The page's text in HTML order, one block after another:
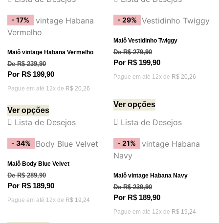
- 17%
Maiô vintage Habana Vermelho
DeR$239,90
Por R$ 199,90
Pague em até 12x de R$ 20,26
Ver opções
Lista de Desejos
- 29%
Maiô Vestidinho Twiggy
DeR$279,90
Por R$199,90
Pague em até 12x de R$20,26
Ver opções
Lista de Desejos
- 34%
Maiô Body Blue Velvet
DeR$289,90
Por R$ 189,90
Pague em até 12x de R$ 19,24
- 21%
Maiô vintage Habana Navy
DeR$239,90
Por R$189,90
Pague em até 12x de R$19,24